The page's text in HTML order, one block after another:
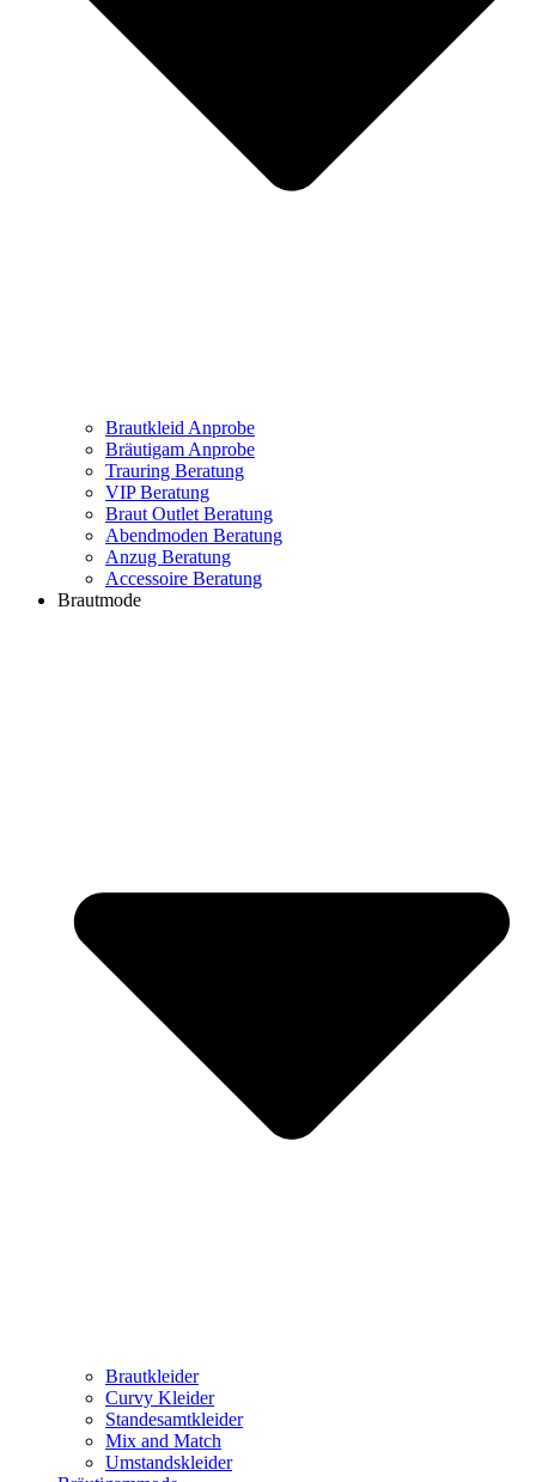
Brautkleid Anprobe
Bräutigam Anprobe
Trauring Beratung
VIP Beratung
Braut Outlet Beratung
Abendmoden Beratung
Anzug Beratung
Accessoire Beratung
Brautmode
Brautkleider
Curvy Kleider
Standesamtkleider
Mix and Match
Umstandskleider